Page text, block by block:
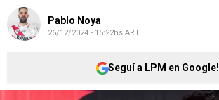
Pablo Noya
26/12/2024 - 15:22hs ART
Seguí a LPM en Google!